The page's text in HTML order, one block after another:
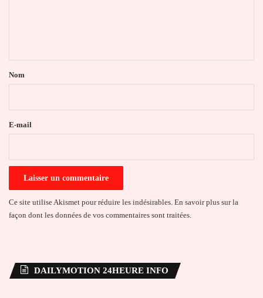
a
e
Nom
E-mail
Ce site utilise Akismet pour réduire les indésirables. En savoir plus sur la
façon dont les données de vos commentaires sont traitées
DAILYMOTION 24HEURE INFO